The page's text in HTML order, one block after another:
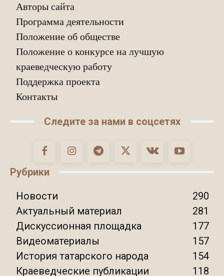
Авторы сайта
Программа деятельности
Положение об обществе
Положение о конкурсе на лучшую
краеведческую работу
Поддержка проекта
Контакты
Следите за нами в соцсетях
Рубрики
Новости
290
Актуальный материал
281
Дискуссионная площадка
177
Видеоматериалы
157
История татарского народа
154
Краеведческие публикации
118